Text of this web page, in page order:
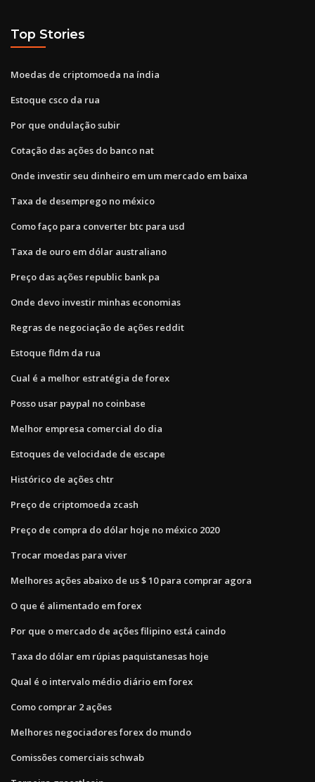
Top Stories
Moedas de criptomoeda na índia
Estoque csco da rua
Por que ondulação subir
Cotação das ações do banco nat
Onde investir seu dinheiro em um mercado em baixa
Taxa de desemprego no méxico
Como faço para converter btc para usd
Taxa de ouro em dólar australiano
Preço das ações republic bank pa
Onde devo investir minhas economias
Regras de negociação de ações reddit
Estoque fldm da rua
Cual é a melhor estratégia de forex
Posso usar paypal no coinbase
Melhor empresa comercial do dia
Estoques de velocidade de escape
Histórico de ações chtr
Preço de criptomoeda zcash
Preço de compra do dólar hoje no méxico 2020
Trocar moedas para viver
Melhores ações abaixo de us $ 10 para comprar agora
O que é alimentado em forex
Por que o mercado de ações filipino está caindo
Taxa do dólar em rúpias paquistanesas hoje
Qual é o intervalo médio diário em forex
Como comprar 2 ações
Melhores negociadores forex do mundo
Comissões comerciais schwab